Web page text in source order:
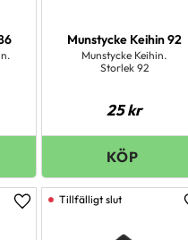
Munstycke Keihin 92
Munstycke Keihin.
Storlek 92
25kr
Lägg till i favoriter